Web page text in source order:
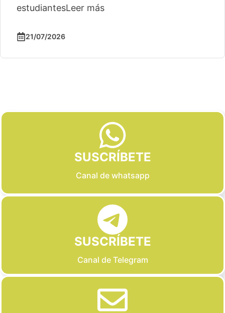
estudiantesLeer más
21/07/2026
SUSCRÍBETE
Canal de whatsapp
SUSCRÍBETE
Canal de Telegram